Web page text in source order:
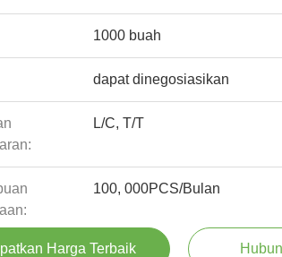
1000 buah
dapat dinegosiasikan
L/C, T/T
100, 000PCS/Bulan
Harga Terbaik